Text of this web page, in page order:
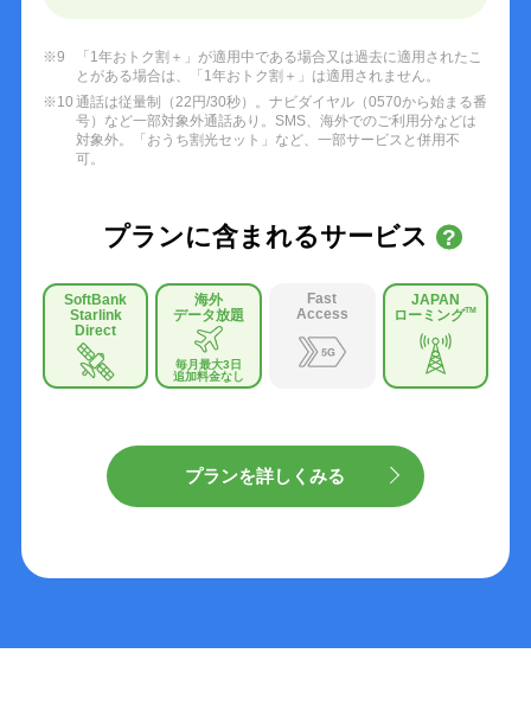
※9
「1年おトク割＋」が適用中である場合又は過去に適用されたこ
とがある場合は、「1年おトク割＋」は適用されません。
※10 通話は従量制（22円/30秒）。ナビダイヤル（0570から始まる番
号）など一部対象外通話あり。SMS、海外でのご利用分などは
対象外。「おうち割光セット」など、一部サービスと併用不
可。
プランに含まれるサービス ?
SoftBank
Starlink
Direct
海外
データ放題
毎月最大3日
追加料金なし
Fast
Access
JAPAN
ローミングTM
プランを詳しくみる